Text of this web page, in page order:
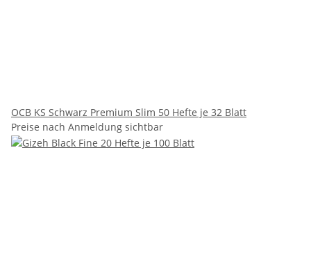
OCB KS Schwarz Premium Slim 50 Hefte je 32 Blatt
Preise nach Anmeldung sichtbar